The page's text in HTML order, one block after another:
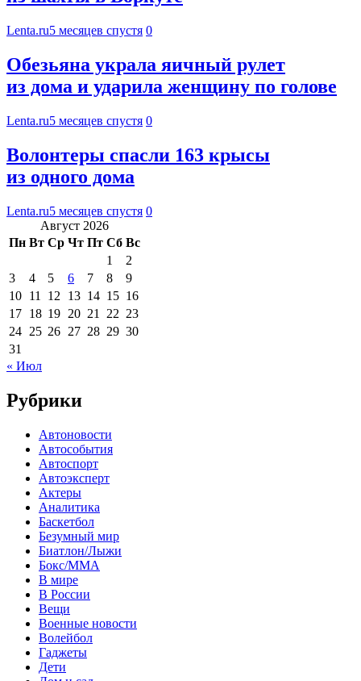
Lenta.ru5 месяцев спустя 0
Обезьяна украла яичный рулет
из дома и ударила женщину по голове
Lenta.ru5 месяцев спустя 0
Волонтеры спасли 163 крысы
из одного дома
Lenta.ru5 месяцев спустя 0
Август 2026
Пн Вт Ср Чт Пт Сб Вс
1
2
3
4 5 6 7 8
9
10 11 12 13 14 15 16
17 18 19 20 21 22 23
24 25 26 27 28 29 30
31
« Июл
Рубрики
Автоновости
Автособытия
Автоспорт
Автоэксперт
Актеры
Аналитика
Баскетбол
Безумный мир
Биатлон/Лыжи
Бокс/MMA
В мире
В России
Вещи
Военные новости
Волейбол
Гаджеты
Дети